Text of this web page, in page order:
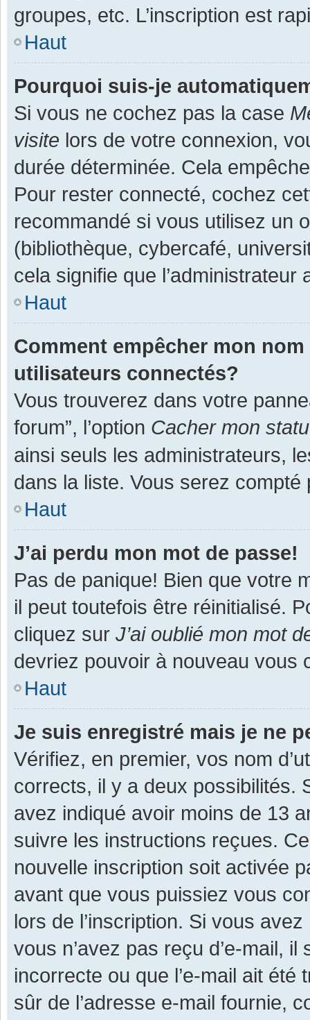
groupes, etc. L’inscription est
Haut
Pourquoi suis-je
Si vous ne cochez pas la case
visite lors de votre connexion,
durée déterminée. Cela
Pour rester connecté, cochez
recommandé si vous utilisez un
(bibliothèque, cybercafé,
cela signifie que
Haut
Comment empêcher mon
utilisateurs connectés?
Vous trouverez dans votre
forum”, l’option Cacher mon
ainsi seuls les administrateurs,
dans la liste. Vous serez
Haut
J’ai perdu mon mot de passe!
Pas de panique! Bien que votre
il peut toutefois être réinitialisé.
cliquez sur J’ai oublié mon mot
devriez pouvoir à nouveau vous
Haut
Je suis enregistré mais je ne
Vérifiez, en premier, vos nom
corrects, il y a deux possibilités.
avez indiqué avoir moins de 13
suivre les instructions reçues.
nouvelle inscription soit activée
avant que vous puissiez vous
lors de l’inscription. Si vous
vous n’avez pas reçu d’e-mail,
incorrecte ou que l’e-mail ait
sûr de l’adresse e-mail fournie,